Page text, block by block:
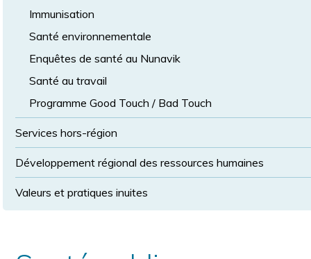
Immunisation
Santé environnementale
Enquêtes de santé au Nunavik
Santé au travail
Programme Good Touch / Bad Touch
Services hors-région
Développement régional des ressources humaines
Valeurs et pratiques inuites